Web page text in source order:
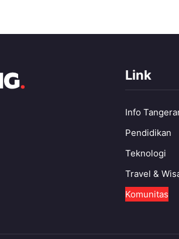
Link
Info
Pendidikan
Teknologi
Travel &
Komunitas